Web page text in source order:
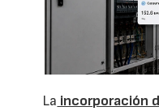
La incorporación